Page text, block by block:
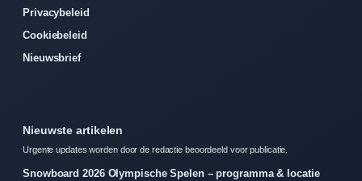
Privacybeleid
Cookiebeleid
Nieuwsbrief
Nieuwste artikelen
Urgente updates worden door de redactie beoordeeld voor publicatie.
Snowboard 2026 Olympische Spelen – programma & locatie